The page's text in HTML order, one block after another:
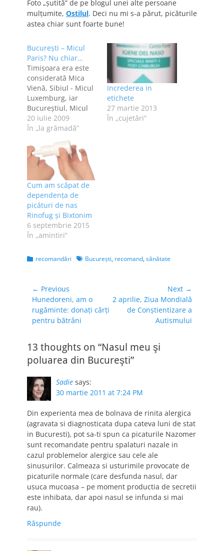
Foto „şutită” de pe blogul unei alte persoane
mulţumite, Ostilul. Deci nu mi s-a părut, picăturile
astea chiar sunt foarte bune!
Bucureşti – Micul
Paris? Nu chiar…
Timişoara era este
considerată Mica
Vienă, Sibiul - Micul
Luxemburg, iar
Bucureştiul, Micul
Paris [şi or mai fi...].
Dacă primele două
oraşe mai aduc cât
de cât cu alte oraşe
europene,
Bucureştiul nu are
nici o şansă să fie
numit Micul Paris
fără ca afirmaţia să
nu fie urmată de…
20 iulie 2009
În „la grămadă”
Increderea in
etichete
27 martie 2013
În „cujetări”
Cum am scăpat de
dependența de
picături de nas
Rinofug și Bixtonim
6 septembrie 2015
În „amintiri”
Categories
recomandări TagsBucureşti, recomand, sănătate
Navigare
în
articole
← Previous
Previous
post:
Hunedoreni, am o
rugăminte: donaţi cărţi
pentru bătrâni
Next →
Next
post:
2 aprilie, Ziua Mondială
de Conştientizare a
Autismului
13 thoughts on “Nasul meu şi
poluarea din Bucureşti”
Sadie says:
30 martie 2011 at 7:24 PM
Din experienta mea de bolnava de rinita alergica
(agravata si diagnosticata dupa cateva luni de stat
in Bucuresti), pot sa-ti spun ca picaturile Nazomer
sunt recomandate pentru spalaturi nazale in
cazul problemelor alergice sau cele ale
sinusurilor. Calmeaza si usturimile provocate de
picaturile normale (care desfunda nasul, dar
usuca mucoasa – pe moment productia de secretii
este inhibata, dar apoi nasul se infunda si mai
rau).
Răspunde